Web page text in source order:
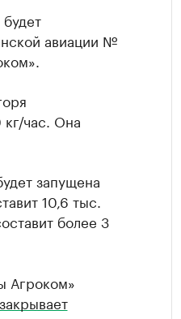
авиации №
час. Она
запущена
10,6 тыс.
более 3
Агроком»
закрывает